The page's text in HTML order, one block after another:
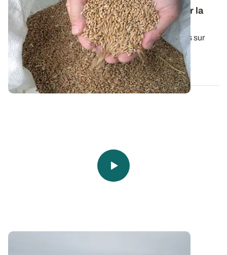
références techniques pour bien démarrer la
campagne en céréales à paille
Une synthèse de l'ensemble de nos essais conduits sur
céréales d'hiver durant la dernière...
29 SEPT. 2025